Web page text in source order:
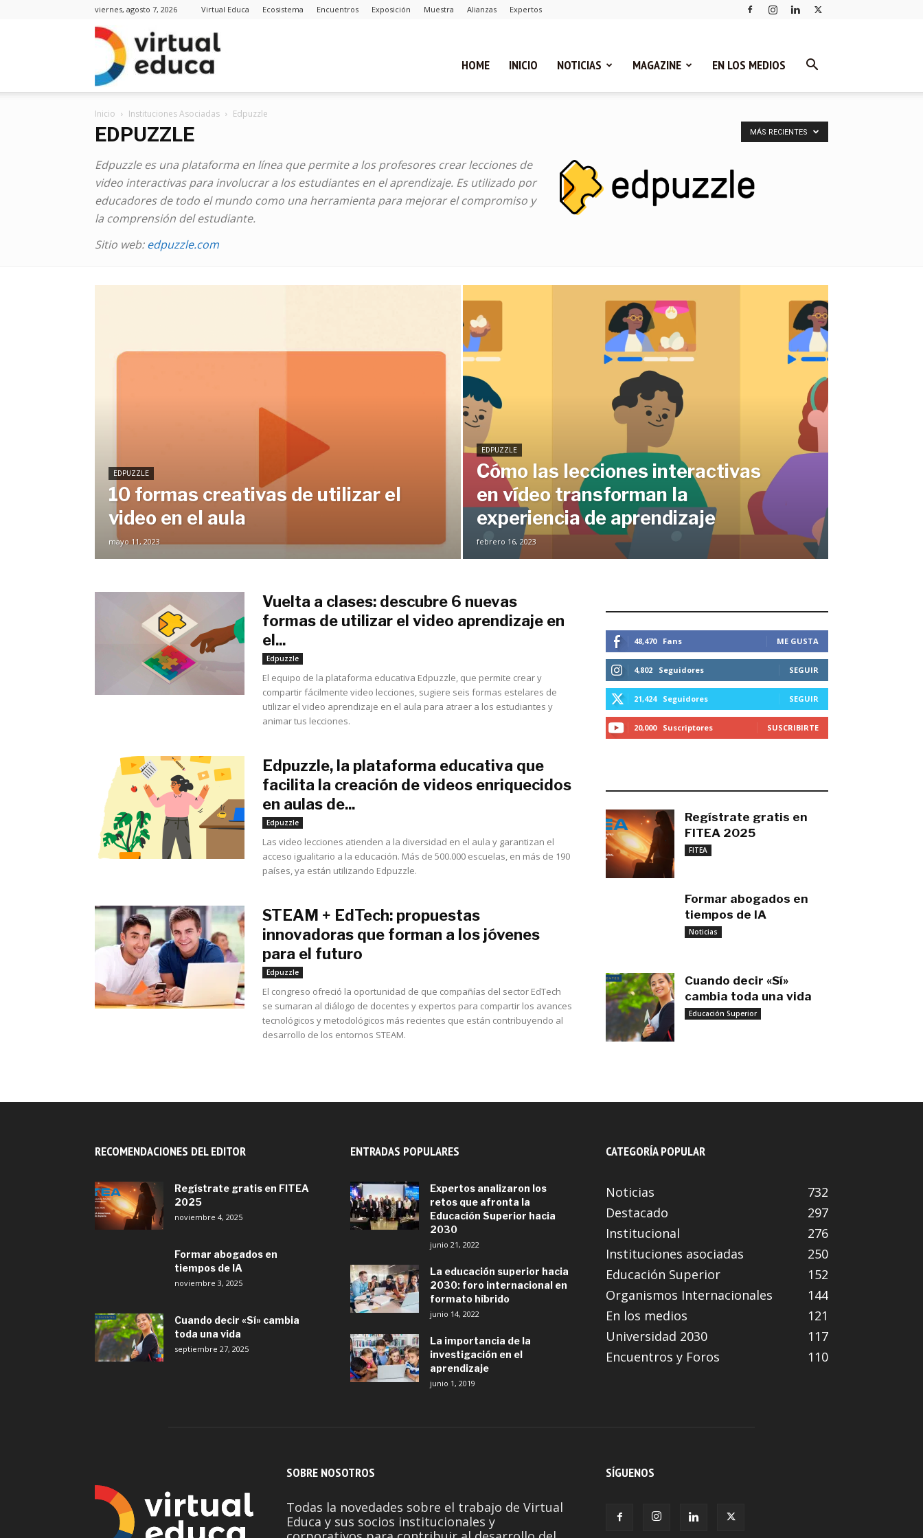
viernes, agosto 7, 2026 Virtual Educa Ecosistema Encuentros Exposición Muestra Alianzas Expertos
Noticias
HOME INICIO NOTICIAS MAGAZINE EN LOS MEDIOS
Inicio Instituciones Asociadas Edpuzzle
EDPUZZLE
Edpuzzle es una plataforma en línea que permite a los profesores crear lecciones de
video interactivas para involucrar a los estudiantes en el aprendizaje. Es utilizado por
educadores de todo el mundo como una herramienta para mejorar el compromiso y
la comprensión del estudiante.
Sitio web:edpuzzle.com
MÁS RECIENTES
EDPUZZLE
10 formas creativas de utilizar el
video en el aula
mayo 11, 2023
EDPUZZLE
Cómo las lecciones interactivas
en vídeo transforman la
experiencia de aprendizaje
febrero 16, 2023
Vuelta a clases: descubre 6 nuevas
formas de utilizar el video aprendizaje en
el...
Edpuzzle
El equipo de la plataforma educativa Edpuzzle, que permite crear y
compartir fácilmente video lecciones, sugiere seis formas estelares de
utilizar el video aprendizaje en el aula para atraer a los estudiantes y
animar tus lecciones.
Edpuzzle, la plataforma educativa que
facilita la creación de videos enriquecidos
en aulas de...
Edpuzzle
Las video lecciones atienden a la diversidad en el aula y garantizan el
acceso igualitario a la educación. Más de 500.000 escuelas, en más de 190
países, ya están utilizando Edpuzzle.
STEAM + EdTech: propuestas
innovadoras que forman a los jóvenes
para el futuro
Edpuzzle
El congreso ofreció la oportunidad de que compañías del sector EdTech
se sumaran al diálogo de docentes y expertos para compartir los avances
tecnológicos y metodológicos más recientes que están contribuyendo al
desarrollo de los entornos STEAM.
48,470 Fans ME GUSTA
4,802 Seguidores SEGUIR
21,424 Seguidores SEGUIR
20,000 Suscriptores SUSCRIBIRTE
Regístrate gratis en
FITEA 2025
FITEA
Formar abogados en
tiempos de IA
Noticias
Cuando decir «Sí»
cambia toda una vida
Educación Superior
RECOMENDACIONES DEL EDITOR
Regístrate gratis en FITEA
2025
noviembre 4, 2025
Formar abogados en
tiempos de IA
noviembre 3, 2025
Cuando decir «Sí» cambia
toda una vida
septiembre 27, 2025
ENTRADAS POPULARES
Expertos analizaron los
retos que afronta la
Educación Superior hacia
2030
junio 21, 2022
La educación superior hacia
2030: foro internacional en
formato híbrido
junio 14, 2022
La importancia de la
investigación en el
aprendizaje
junio 1, 2019
CATEGORÍA POPULAR
Noticias
732
Destacado
297
Institucional
276
Instituciones asociadas
250
Educación Superior
152
Organismos Internacionales
144
En los medios
121
Universidad 2030
117
Encuentros y Foros
110
SOBRE NOSOTROS
Todas la novedades sobre el trabajo de Virtual
Educa y sus socios institucionales y
SÍGUENOS